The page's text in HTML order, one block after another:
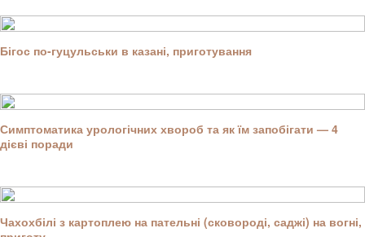
Бігос по-гуцульськи в казані, приготування
Симптоматика урологічних хвороб та як їм запобігати — 4
дієві поради
Чахохбілі з картоплею на пательні (сковороді, саджі) на вогні,